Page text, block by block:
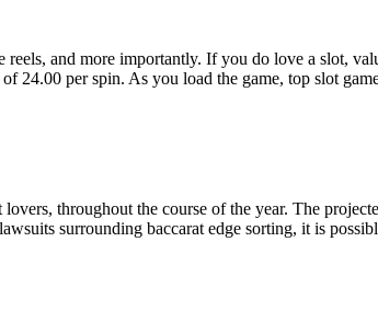
and more importantly. If you do love a slot,
24.00 per spin. As you load the game, top slot
throughout the course of the year. The
surrounding baccarat edge sorting, it is